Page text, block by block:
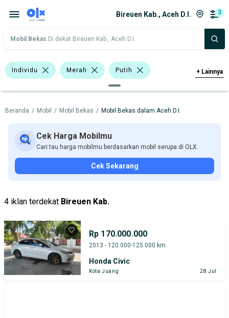
Bireuen Kab., Aceh D.I. 3
Mobil Bekas Di dekat Bireuen Kab., Aceh D.I.
Individu Merah Putih
Honda Kia
Harga Merek Dan Model Tahun
Tipe Bodi Tipe Membership
+ Lainnya
Beranda / Mobil / Mobil Bekas / Mobil Bekas dalam Aceh D.I.
Cek Harga Mobilmu
Cari tau harga mobilmu berdasarkan mobil serupa di OLX.
Cek Sekarang
4 iklan terdekat Bireuen Kab.
Rp 170.000.000
2013 - 120.000-125.000 km
Honda Civic
Kota Juang 28 Jul